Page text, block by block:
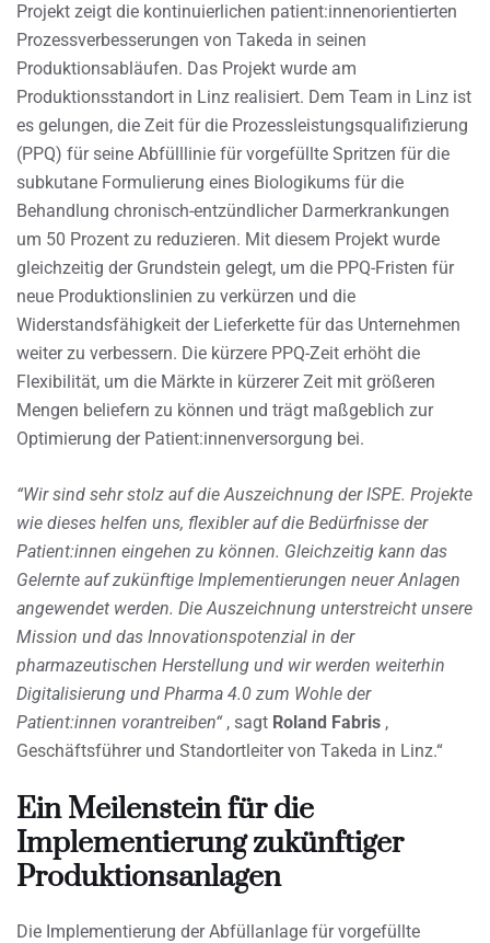
Projekt zeigt die kontinuierlichen patient:innenorientierten
Prozessverbesserungen von Takeda in seinen
Produktionsabläufen. Das Projekt wurde am
Produktionsstandort in Linz realisiert. Dem Team in Linz ist
es gelungen, die Zeit für die Prozessleistungsqualifizierung
(PPQ) für seine Abfülllinie für vorgefüllte Spritzen für die
subkutane Formulierung eines Biologikums für die
Behandlung chronisch-entzündlicher Darmerkrankungen
um 50 Prozent zu reduzieren. Mit diesem Projekt wurde
gleichzeitig der Grundstein gelegt, um die PPQ-Fristen für
neue Produktionslinien zu verkürzen und die
Widerstandsfähigkeit der Lieferkette für das Unternehmen
weiter zu verbessern. Die kürzere PPQ-Zeit erhöht die
Flexibilität, um die Märkte in kürzerer Zeit mit größeren
Mengen beliefern zu können und trägt maßgeblich zur
Optimierung der Patient:innenversorgung bei.
“Wir sind sehr stolz auf die Auszeichnung der ISPE. Projekte
wie dieses helfen uns, flexibler auf die Bedürfnisse der
Patient:innen eingehen zu können. Gleichzeitig kann das
Gelernte auf zukünftige Implementierungen neuer Anlagen
angewendet werden. Die Auszeichnung unterstreicht unsere
Mission und das Innovationspotenzial in der
pharmazeutischen Herstellung und wir werden weiterhin
Digitalisierung und Pharma 4.0 zum Wohle der
Patient:innen vorantreiben“, sagt Roland Fabris ,
Geschäftsführer und Standortleiter von Takeda in Linz.“
Ein Meilenstein für die
Implementierung zukünftiger
Produktionsanlagen
Die Implementierung der Abfüllanlage für vorgefüllte